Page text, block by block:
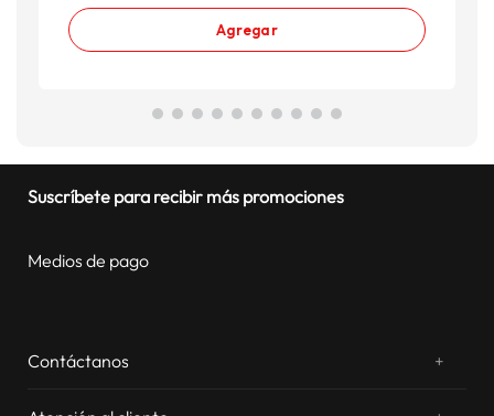
Agregar
Suscríbete para recibir más promociones
Medios de pago
Contáctanos +